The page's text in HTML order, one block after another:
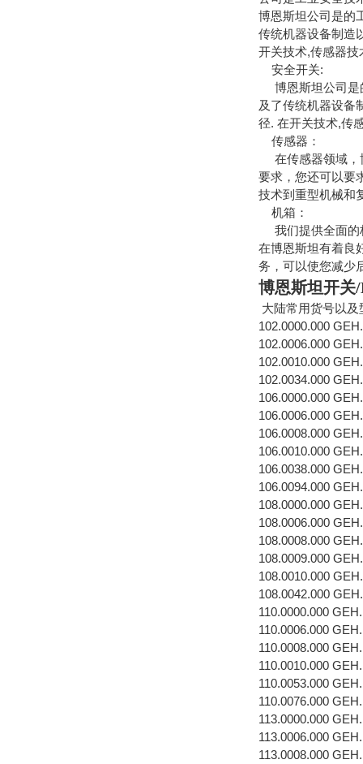
博恩斯坦公司是的
传统机器设备制造
开关技术,传感器
安全开关:
博恩斯坦公司是
及了传统机器设备
径. 在开关技术,传
传感器：
在传感器领域，
要求，您还可以要
技术到重型机械和
机箱：
我们提供全面的
在博恩斯坦有着良
务，可以使您减少
博恩斯坦开关
大陆常用货号以及
102.0000.000
102.0006.000
102.0010.000
102.0034.000
106.0000.000
106.0006.000
106.0008.000
106.0010.000
106.0038.000
106.0094.000
108.0000.000
108.0006.000
108.0008.000
108.0009.000
108.0010.000
108.0042.000
110.0000.000
110.0006.000
110.0008.000
110.0010.000
110.0053.000
110.0076.000
113.0000.000
113.0006.000
113.0008.000